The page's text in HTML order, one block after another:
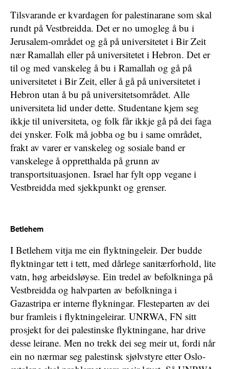
Tilsvarande er kvardagen for palestinarane som skal
rundt på Vestbreidda. Det er no umogleg å bu i
Jerusalem-området og gå på universitetet i Bir Zeit
nær Ramallah eller på universitetet i Hebron. Det er
til og med vanskeleg å bu i Ramallah og gå på
universitetet i Bir Zeit, eller å gå på universitetet i
Hebron utan å bu på universitetsområdet. Alle
universiteta lid under dette. Studentane kjem seg
ikkje til universiteta, og folk får ikkje gå på dei faga
dei ynsker. Folk må jobba og bu i same området,
frakt av varer er vanskeleg og sosiale band er
vanskelege å oppretthalda på grunn av
transportsituasjonen. Israel har fylt opp vegane i
Vestbreidda med sjekkpunkt og grenser.
Betlehem
I Betlehem vitja me ein flyktningeleir. Der budde
flyktningar tett i tett, med dårlege sanitærforhold, lite
vatn, høg arbeidsløyse. Ein tredel av befolkninga på
Vestbreidda og halvparten av befolkninga i
Gazastripa er interne flykningar. Flesteparten av dei
bur framleis i flyktningeleirar. UNRWA, FN sitt
prosjekt for dei palestinske flyktningane, har drive
desse leirane. Men no trekk dei seg meir ut, fordi når
ein no nærmar seg palestinsk sjølvstyre etter Oslo-